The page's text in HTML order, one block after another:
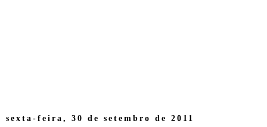
sexta-feira, 30 de setembro de 2011